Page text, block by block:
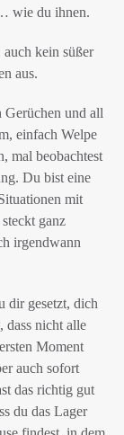
wie du ihnen.
kein süßer
aus.
Gerüchen und all
einfach Welpe
mal beobachtest
Du bist eine
mit
ganz
irgendwann
dir gesetzt, dich
dass nicht alle
Moment
auch sofort
das richtig gut
du das Lager